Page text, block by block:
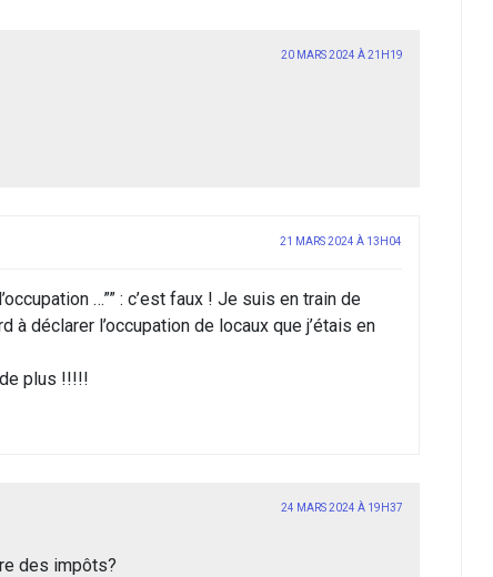
20 MARS 2024 À 21H19
21 MARS 2024 À 13H04
…”” : c’est faux ! Je suis en train de
déclarer l’occupation de locaux que j’étais en
plus !!!!!
24 MARS 2024 À 19H37
des impôts?